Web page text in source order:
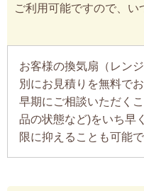
ご利用可能ですので、い
お客様の換気扇（レン
別にお見積りを無料で
早期にご相談いただく
品の状態など)をいち早
限に抑えることも可能で